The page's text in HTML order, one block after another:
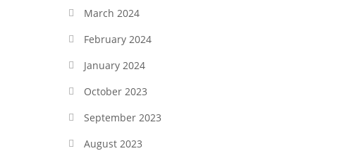
March 2024
February 2024
January 2024
October 2023
September 2023
August 2023